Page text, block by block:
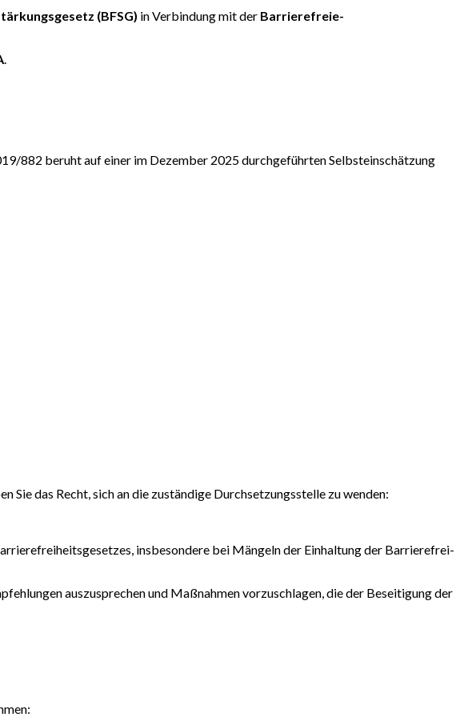
(BFSG) in Verbindung mit der Barrierefreie-
.
882 beruht auf einer im Dezember 2025 durchgeführten Selbsteinschätzung
das Recht, sich an die zuständige Durchsetzungsstelle zu wenden:
ins­besondere bei Mängeln der Ein­haltung der Barriere­frei­
auszu­sprechen und Maß­nahmen vorzu­schlagen, die der Be­seitigung der